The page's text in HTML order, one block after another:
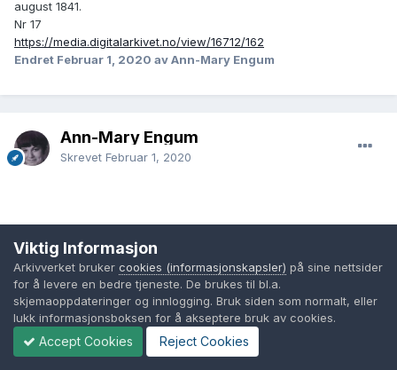
august 1841.
Nr 17
https://media.digitalarkivet.no/view/16712/162
Endret Februar 1, 2020 av Ann-Mary Engum
Ann-Mary Engum
Skrevet Februar 1, 2020
ANNE CHRISTINE LYKKE
mentioned in the record of JONAS EKELOF
Name:
ANNE CHRISTINE LYKKE
Sex:
Female
Husband:
JONAS EKELOF
Viktig Informasjon
Arkivverket bruker cookies (informasjonskapsler) på sine nettsider
for å levere en bedre tjeneste. De brukes til bl.a.
skjemaoppdateringer og innlogging. Bruk siden som normalt, eller
lukk informasjonsboksen for å akseptere bruk av cookies.
Accept Cookies Reject Cookies